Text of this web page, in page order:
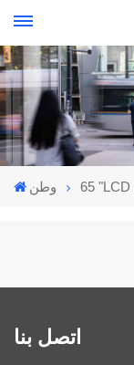
وطن
اتصل بنا